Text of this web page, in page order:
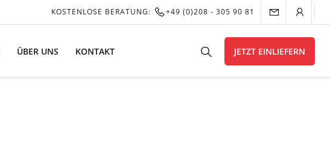
KOSTENLOSE BERATUNG: +49 (0)208 - 305 90 81
ÜBER UNS KONTAKT JETZT EINLIEFERN